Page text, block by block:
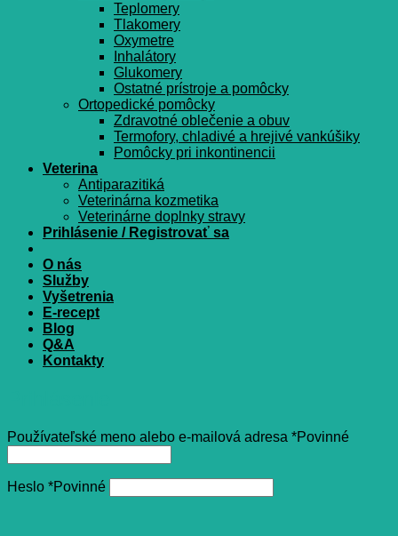
Teplomery
Tlakomery
Oxymetre
Inhalátory
Glukomery
Ostatné prístroje a pomôcky
Ortopedické pomôcky
Zdravotné oblečenie a obuv
Termofory, chladivé a hrejivé vankúšiky
Pomôcky pri inkontinencii
Veterina
Antiparazitiká
Veterinárna kozmetika
Veterinárne doplnky stravy
Prihlásenie / Registrovať sa
O nás
Služby
Vyšetrenia
E-recept
Blog
Q&A
Kontakty
Používateľské meno alebo e-mailová adresa *Povinné
Heslo *Povinné